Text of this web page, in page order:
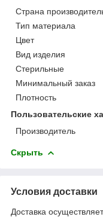
Страна
Тип материала
Цвет
Вид изделия
Стерильные
Минимальный заказ
Плотность
Пользовательские
Производитель
Скрыть
Условия доставки
Доставка